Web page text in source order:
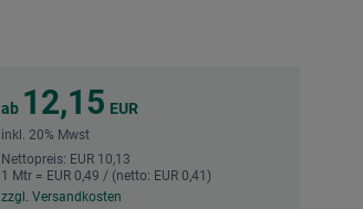
ab 12,15 EUR
inkl. 20% Mwst
Nettopreis: EUR 10,13
1 Mtr = EUR 0,49 / (netto: EUR 0,41)
zzgl. Versandkosten